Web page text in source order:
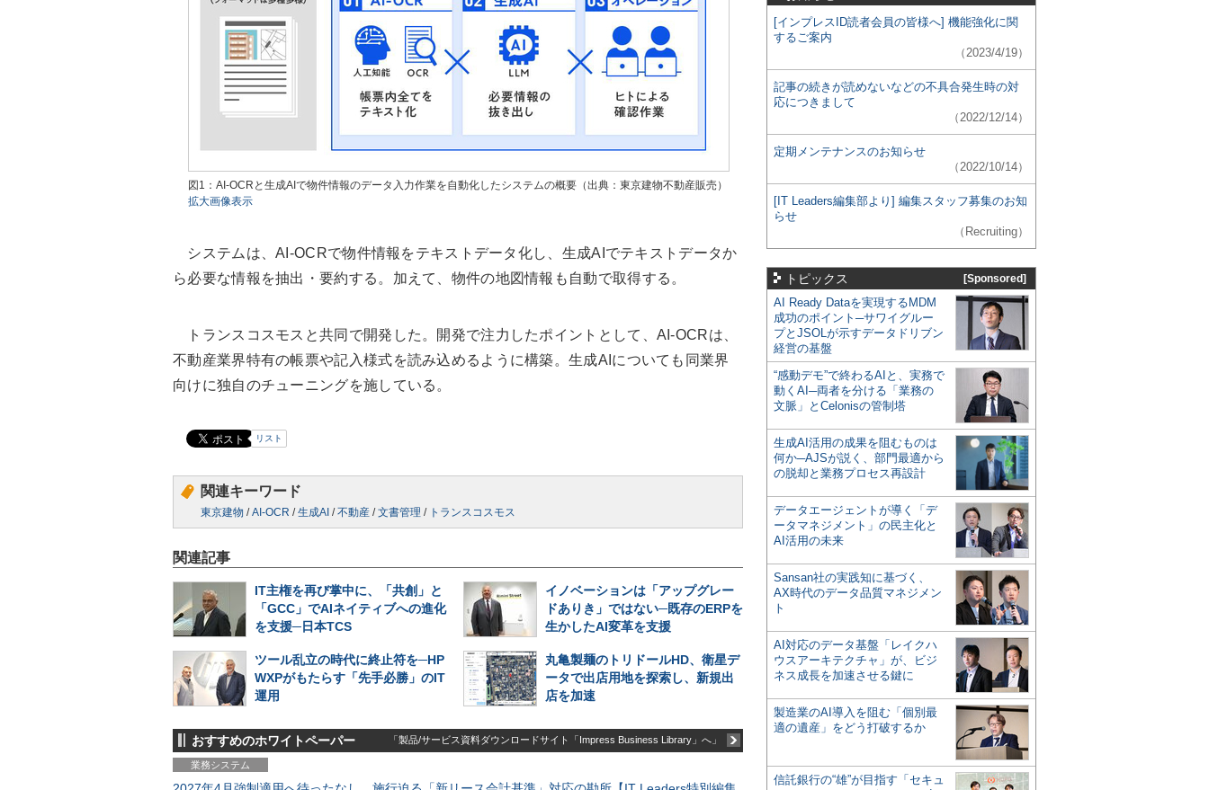
図1：AI-OCRと生成AIで物件情報のデータ入力作業を自動化したシステムの概要（出典：東京建物不動産販売）
拡大画像表示
システムは、AI-OCRで物件情報をテキストデータ化し、生成AIでテキストデータか
ら必要な情報を抽出・要約する。加えて、物件の地図情報も自動で取得する。
トランスコスモスと共同で開発した。開発で注力したポイントとして、AI-OCRは、
不動産業界特有の帳票や記入様式を読み込めるように構築。生成AIについても同業界
向けに独自のチューニングを施している。
リスト
関連キーワード
東京建物 /AI-OCR /生成AI /不動産 /文書管理 / トランスコスモス
関連記事
IT主権を再び掌中に、「共創」と
「GCC」でAIネイティブへの進化
を支援─日本TCS
イノベーションは「アップグレー
ドありき」ではない─既存のERPを
生かしたAI変革を支援
ツール乱立の時代に終止符を─HP
WXPがもたらす「先手必勝」のIT
運用
丸亀製麺のトリドールHD、衛星デ
ータで出店用地を探索し、新規出
店を加速
おすすめのホワイトペーパー 「製品/サービス資料ダウンロードサイト「Impress Business Library」へ」
業務システム
[インプレスID読者会員の皆様へ] 機能強化に関
するご案内
（2023/4/19）
記事の続きが読めないなどの不具合発生時の対
応につきまして
（2022/12/14）
定期メンテナンスのお知らせ
（2022/10/14）
[IT Leaders編集部より] 編集スタッフ募集のお知
らせ
（Recruiting）
トピックス [Sponsored]
AI Ready Dataを実現するMDM
成功のポイント─サワイグルー
プとJSOLが示すデータドリブン
経営の基盤
“感動デモ”で終わるAIと、実務で
動くAI─両者を分ける「業務の
文脈」とCelonisの管制塔
生成AI活用の成果を阻むものは
何か─AJSが説く、部門最適から
の脱却と業務プロセス再設計
データエージェントが導く「デ
ータマネジメント」の民主化と
AI活用の未来
Sansan社の実践知に基づく、
AX時代のデータ品質マネジメン
ト
AI対応のデータ基盤「レイクハ
ウスアーキテクチャ」が、ビジ
ネス成長を加速させる鍵に
製造業のAI導入を阻む「個別最
適の遺産」をどう打破するか
信託銀行の“雄”が目指す「セキュ